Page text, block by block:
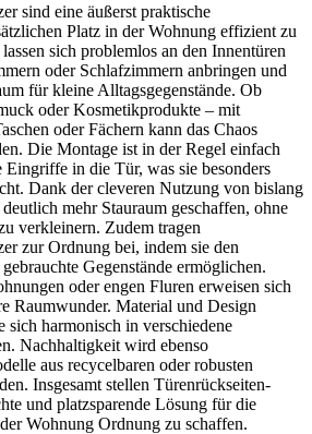
sind eine äußerst praktische
Platz in der Wohnung effizient zu
sich problemlos an den Innentüren
oder Schlafzimmern anbringen und
für kleine Alltagsgegenstände. Ob
oder Kosmetikprodukte – mit
oder Fächern kann das Chaos
Die Montage ist in der Regel einfach
in die Tür, was sie besonders
Dank der cleveren Nutzung von bislang
mehr Stauraum geschaffen, ohne
verkleinern. Zudem tragen
zur Ordnung bei, indem sie den
Gegenstände ermöglichen.
oder engen Fluren erweisen sich
Raumwunder. Material und Design
sich harmonisch in verschiedene
Nachhaltigkeit wird ebenso
aus recycelbaren oder robusten
Insgesamt stellen Türenrückseiten-
und platzsparende Lösung für die
Wohnung Ordnung zu schaffen.